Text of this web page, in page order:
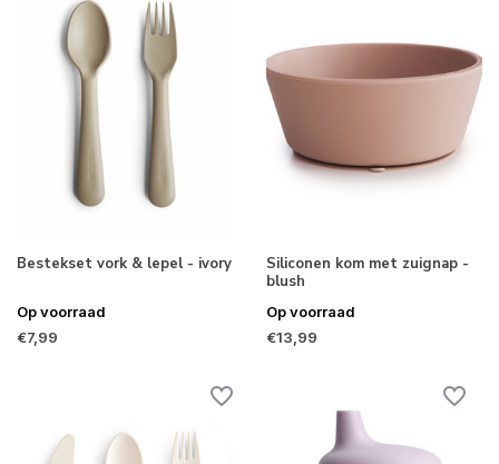
Bestekset vork & lepel - ivory
Op voorraad
€7,99
Siliconen kom met zuignap -
blush
Op voorraad
€13,99